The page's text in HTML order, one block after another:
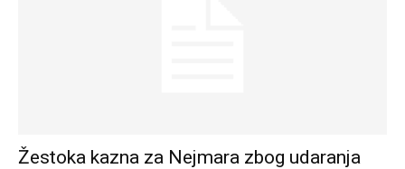
Žestoka kazna za Nejmara zbog udaranja